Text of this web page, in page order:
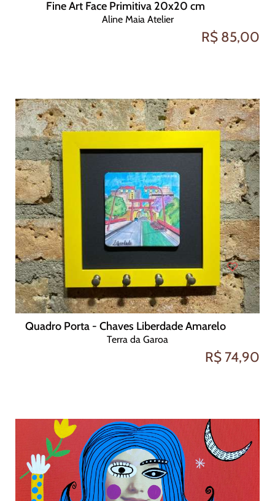
Fine Art Face Primitiva 20x20 cm
Aline Maia Atelier
R$ 85,00
Quadro Porta - Chaves Liberdade Amarelo
Terra da Garoa
R$ 74,90